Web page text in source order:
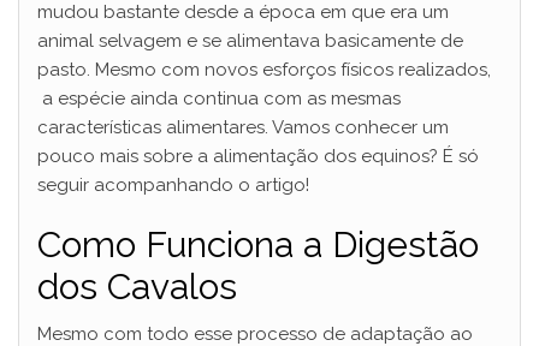
mudou bastante desde a época em que era um
animal selvagem e se alimentava basicamente de
pasto. Mesmo com novos esforços físicos realizados,
a espécie ainda continua com as mesmas
características alimentares. Vamos conhecer um
pouco mais sobre a alimentação dos equinos? É só
seguir acompanhando o artigo!
Como Funciona a Digestão
dos Cavalos
Mesmo com todo esse processo de adaptação ao